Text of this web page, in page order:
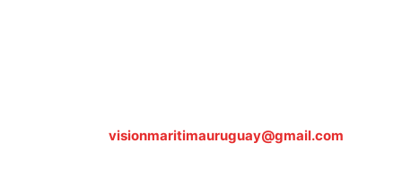
visionmaritimauruguay@gmail.com